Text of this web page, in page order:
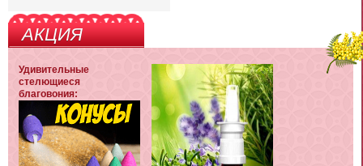
АКЦИЯ
Удивительные
стелющиеся
благовония: